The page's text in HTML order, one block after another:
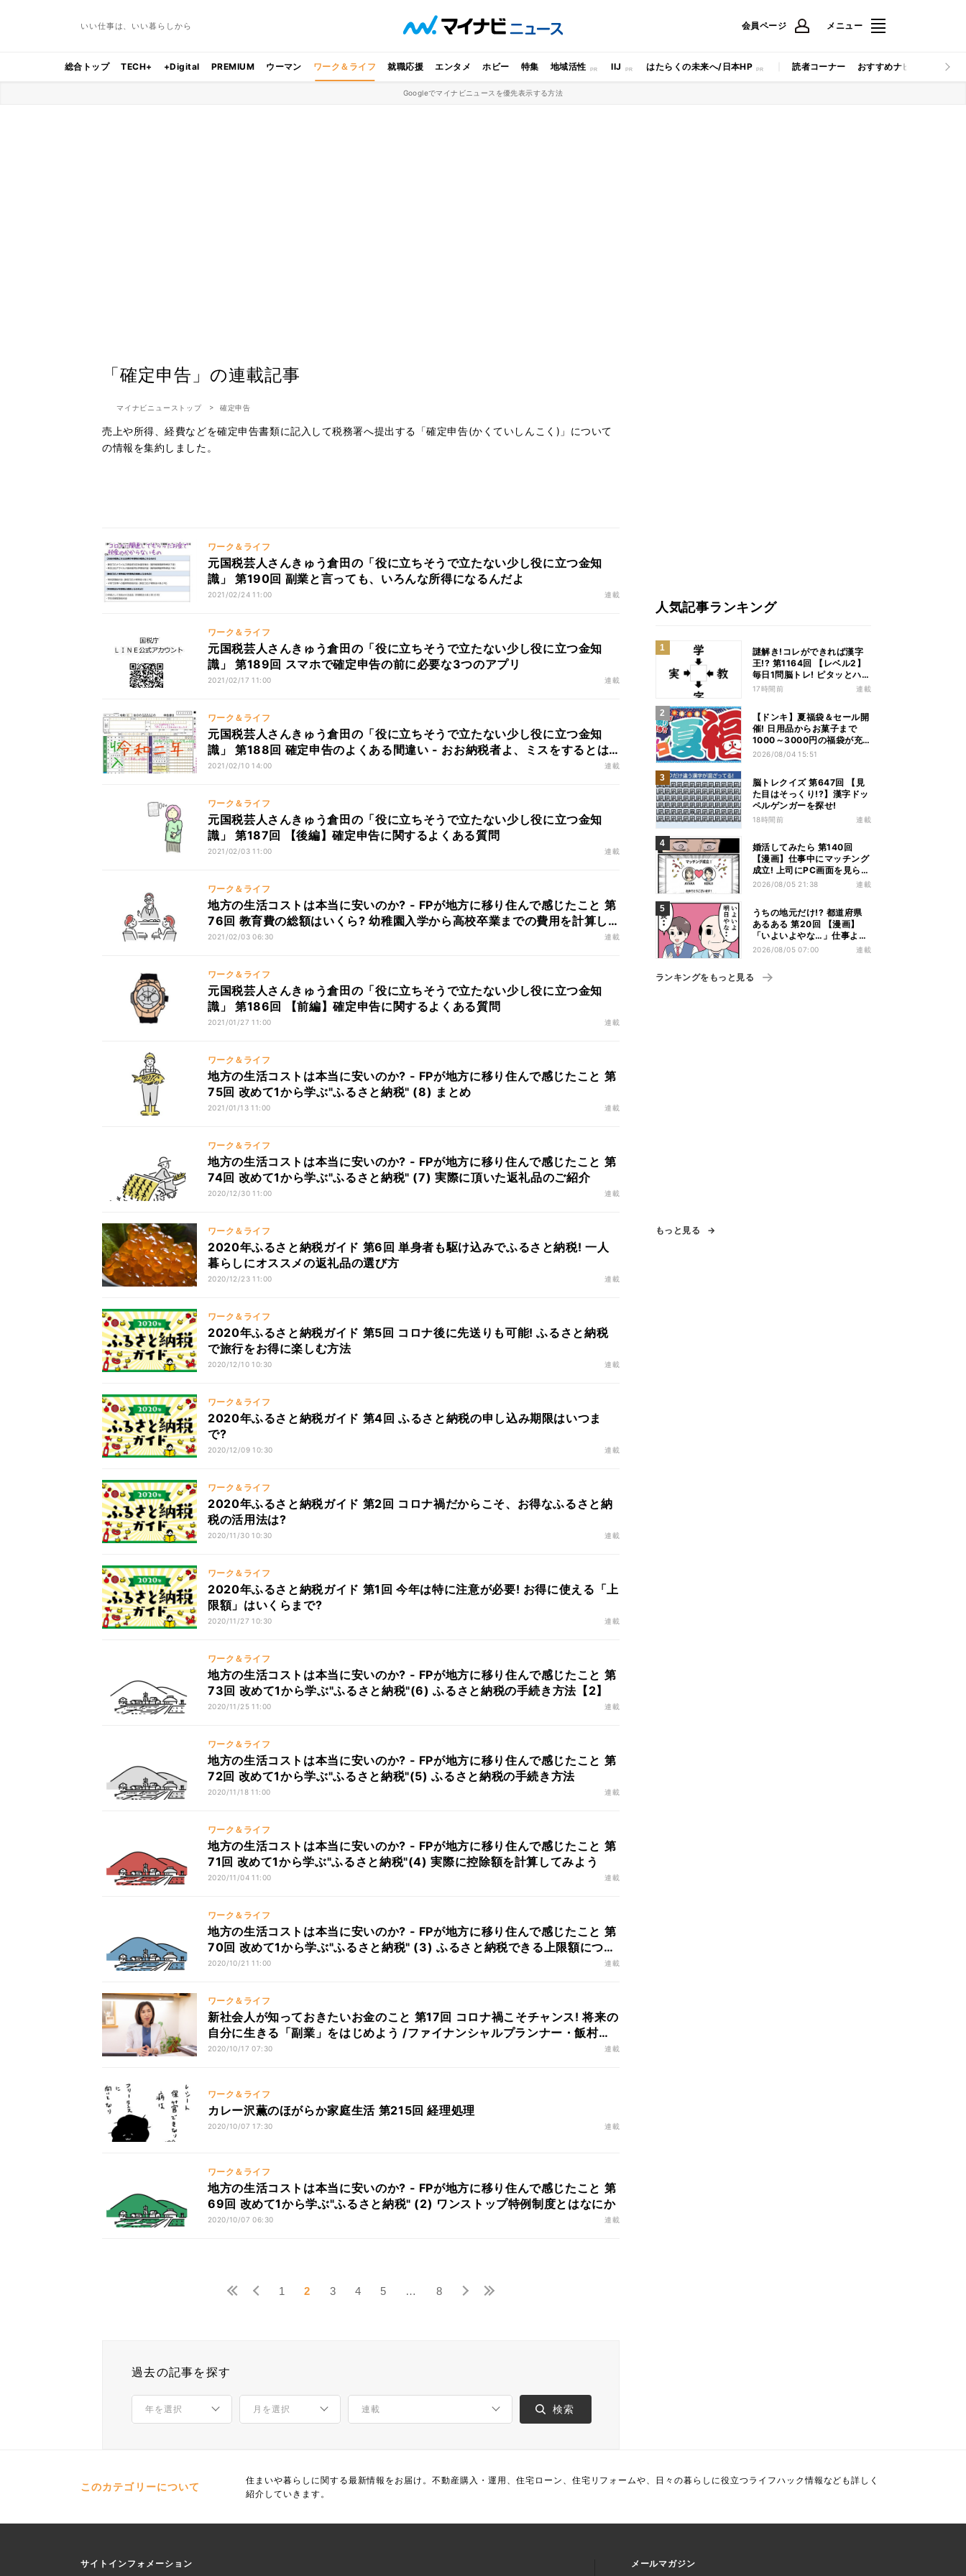
いい仕事は、いい暮らしから 会員ページ メニュー
総合トップ TECH+ +Digital PREMIUM ウーマン ワーク＆ライフ 就職応援 エンタメ ホビー 特集 地域活性 IIJ はたらくの未来へ/日本HP 読者コーナー おすすめナビ マイナビ
Googleでマイナビニュースを優先表示する方法
「確定申告」の連載記事
マイナビニューストップ 確定申告
売上や所得、経費などを確定申告書類に記入して税務署へ提出する「確定申告(かくていしんこく)」について
の情報を集約しました。
ワーク＆ライフ
元国税芸人さんきゅう倉田の「役に立ちそうで立たない少し役に立つ金知
識」 第190回 副業と言っても、いろんな所得になるんだよ
2021/02/24 11:00 連載
ワーク＆ライフ
元国税芸人さんきゅう倉田の「役に立ちそうで立たない少し役に立つ金知
識」 第189回 スマホで確定申告の前に必要な3つのアプリ
2021/02/17 11:00 連載
ワーク＆ライフ
元国税芸人さんきゅう倉田の「役に立ちそうで立たない少し役に立つ金知
識」 第188回 確定申告のよくある間違い - おお納税者よ、ミスをするとは
なにごとじゃ
2021/02/10 14:00 連載
ワーク＆ライフ
元国税芸人さんきゅう倉田の「役に立ちそうで立たない少し役に立つ金知
識」 第187回 【後編】確定申告に関するよくある質問
2021/02/03 11:00 連載
ワーク＆ライフ
地方の生活コストは本当に安いのか? - FPが地方に移り住んで感じたこと 第
76回 教育費の総額はいくら? 幼稚園入学から高校卒業までの費用を計算し
よう
2021/02/03 06:30 連載
ワーク＆ライフ
元国税芸人さんきゅう倉田の「役に立ちそうで立たない少し役に立つ金知
識」 第186回 【前編】確定申告に関するよくある質問
2021/01/27 11:00 連載
ワーク＆ライフ
地方の生活コストは本当に安いのか? - FPが地方に移り住んで感じたこと 第
75回 改めて1から学ぶ"ふるさと納税" (8) まとめ
2021/01/13 11:00 連載
ワーク＆ライフ
地方の生活コストは本当に安いのか? - FPが地方に移り住んで感じたこと 第
74回 改めて1から学ぶ"ふるさと納税" (7) 実際に頂いた返礼品のご紹介
2020/12/30 11:00 連載
ワーク＆ライフ
2020年ふるさと納税ガイド 第6回 単身者も駆け込みでふるさと納税! 一人
暮らしにオススメの返礼品の選び方
2020/12/23 11:00 連載
ワーク＆ライフ
2020年ふるさと納税ガイド 第5回 コロナ後に先送りも可能! ふるさと納税
で旅行をお得に楽しむ方法
2020/12/10 10:30 連載
ワーク＆ライフ
2020年ふるさと納税ガイド 第4回 ふるさと納税の申し込み期限はいつま
で?
2020/12/09 10:30 連載
ワーク＆ライフ
2020年ふるさと納税ガイド 第2回 コロナ禍だからこそ、お得なふるさと納
税の活用法は?
2020/11/30 10:30 連載
ワーク＆ライフ
2020年ふるさと納税ガイド 第1回 今年は特に注意が必要! お得に使える「上
限額」はいくらまで?
2020/11/27 10:30 連載
ワーク＆ライフ
地方の生活コストは本当に安いのか? - FPが地方に移り住んで感じたこと 第
73回 改めて1から学ぶ"ふるさと納税"(6) ふるさと納税の手続き方法【2】
2020/11/25 11:00 連載
ワーク＆ライフ
地方の生活コストは本当に安いのか? - FPが地方に移り住んで感じたこと 第
72回 改めて1から学ぶ"ふるさと納税"(5) ふるさと納税の手続き方法
2020/11/18 11:00 連載
ワーク＆ライフ
地方の生活コストは本当に安いのか? - FPが地方に移り住んで感じたこと 第
71回 改めて1から学ぶ"ふるさと納税"(4) 実際に控除額を計算してみよう
2020/11/04 11:00 連載
ワーク＆ライフ
地方の生活コストは本当に安いのか? - FPが地方に移り住んで感じたこと 第
70回 改めて1から学ぶ"ふるさと納税" (3) ふるさと納税できる上限額につい
て
2020/10/21 11:00 連載
ワーク＆ライフ
新社会人が知っておきたいお金のこと 第17回 コロナ禍こそチャンス! 将来の
自分に生きる「副業」をはじめよう /ファイナンシャルプランナー・飯村久
美
2020/10/17 07:30 連載
ワーク＆ライフ
カレー沢薫のほがらか家庭生活 第215回 経理処理
2020/10/07 17:30 連載
ワーク＆ライフ
地方の生活コストは本当に安いのか? - FPが地方に移り住んで感じたこと 第
69回 改めて1から学ぶ"ふるさと納税" (2) ワンストップ特例制度とはなにか
2020/10/07 06:30 連載
1 2 3 4 5 … 8
過去の記事を探す
人気記事ランキング
謎解き!コレができれば漢字
王!? 第1164回 【レベル2】
毎日1問脳トレ! ピタッとハマ
る漢字はどれだ?
17時間前 連載
【ドンキ】夏福袋＆セール開
催! 日用品からお菓子まで
1000～3000円の福袋が充
実、家電やアパレルなど人気
2026/08/04 15:51
脳トレクイズ 第647回 【見
た目はそっくり!?】漢字ドッ
ペルゲンガーを探せ!
18時間前 連載
婚活してみたら 第140回
【漫画】仕事中にマッチング
成立! 上司にPC画面を見られ
た結果…
2026/08/05 21:38 連載
うちの地元だけ!? 都道府県
あるある 第20回 【漫画】
「いよいよやな…」仕事より
優先は当然!? 兵庫県民の“祭
2026/08/05 07:00 連載
ランキングをもっと見る
もっと見る
このカテゴリーについて
住まいや暮らしに関する最新情報をお届け。不動産購入・運用、住宅ローン、住宅リフォームや、日々の暮らしに役立つライフハック情報なども詳しく
紹介していきます。
サイトインフォメーション メールマガジン